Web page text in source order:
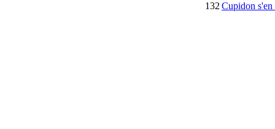
132 Cupidon s'en